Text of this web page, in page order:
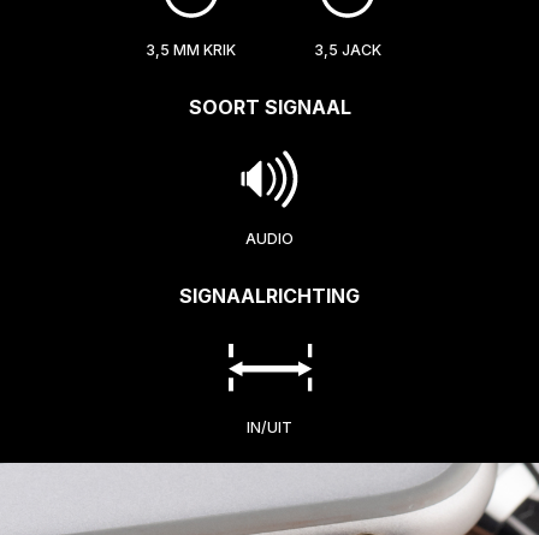
3,5 MM KRIK 3,5 JACK
SOORT SIGNAAL
AUDIO
SIGNAALRICHTING
IN/UIT